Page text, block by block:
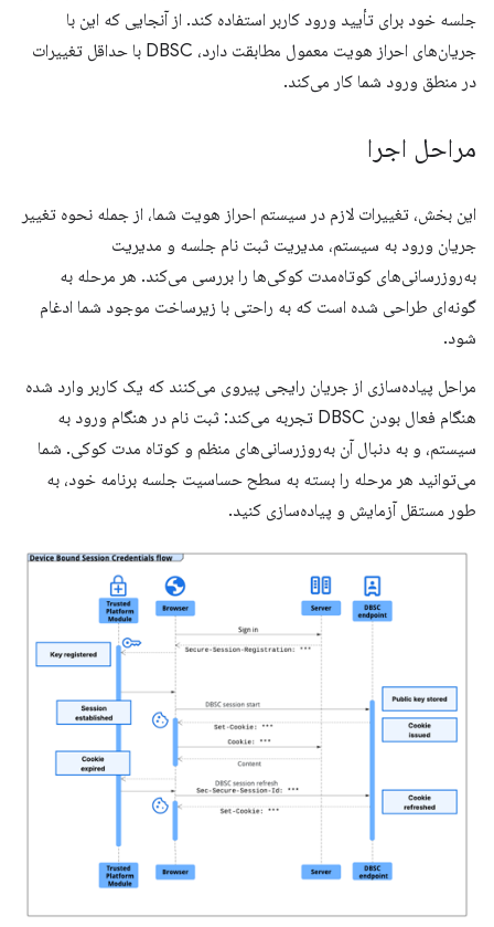
جلسه خود برای تأیید ورود کاربر استفاده کند. از آنجایی که این با
جریان‌های احراز هویت معمول مطابقت دارد، DBSC با حداقل تغییرات
در منطق ورود شما کار می‌کند.
مراحل اجرا
این بخش، تغییرات لازم در سیستم احراز هویت شما، از جمله نحوه تغییر
جریان ورود به سیستم، مدیریت ثبت نام جلسه و مدیریت
به‌روزرسانی‌های کوتاه‌مدت کوکی‌ها را بررسی می‌کند. هر مرحله به
گونه‌ای طراحی شده است که به راحتی با زیرساخت موجود شما ادغام
شود.
مراحل پیاده‌سازی از جریان رایجی پیروی می‌کنند که یک کاربر وارد شده
هنگام فعال بودن DBSC تجربه می‌کند: ثبت نام در هنگام ورود به
سیستم، و به دنبال آن به‌روزرسانی‌های منظم و کوتاه مدت کوکی. شما
می‌توانید هر مرحله را بسته به سطح حساسیت جلسه برنامه خود، به
طور مستقل آزمایش و پیاده‌سازی کنید.